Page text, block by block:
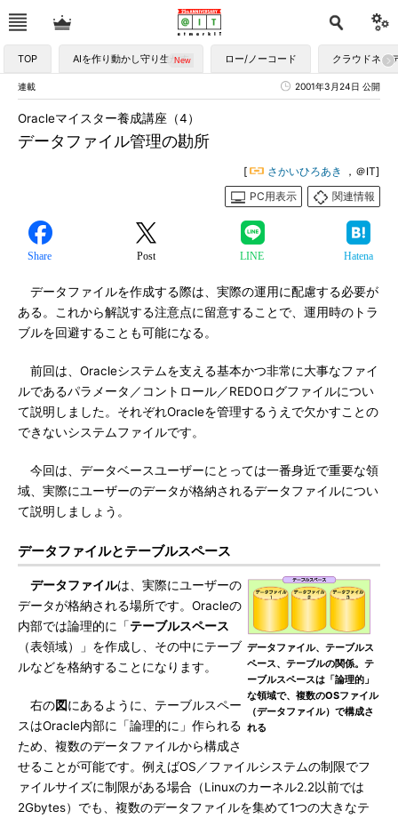
TOP AIを作り動かし守り生かす ロー/ノーコード クラウドネイ
連載 2001年3月24日 公開
データファイル管理の勘所
Oracleマイスター養成講座（4）
[ さかいひろあき
，＠IT]
PC用表示
関連情報
Share Post LINE Hatena
データファイルを作成する際は、実際の運用に配慮する必要が
ある。これから解説する注意点に留意することで、運用時のトラ
ブルを回避することも可能になる。
前回は、Oracleシステムを支える基本かつ非常に大事なファイ
ルであるパラメータ／コントロール／REDOログファイルについ
て説明しました。それぞれOracleを管理するうえで欠かすことの
できないシステムファイルです。
今回は、データベースユーザーにとっては一番身近で重要な領
域、実際にユーザーのデータが格納されるデータファイルについ
て説明しましょう。
データファイルとテーブルスペース
データファイル、テーブルス
ペース、テーブルの関係。テ
ーブルスペースは「論理的」
な領域で、複数のOSファイル
（データファイル）で構成さ
れる
データファイルは、実際にユーザーの
データが格納される場所です。Oracleの
内部では論理的に「テーブルスペース
（表領域）」を作成し、その中にテーブ
ルなどを格納することになります。
右の図にあるように、テーブルスペー
スはOracle内部に「論理的に」作られる
ため、複数のデータファイルから構成さ
せることが可能です。例えばOS／ファイルシステムの制限でフ
ァイルサイズに制限がある場合（Linuxのカーネル2.2以前では
2Gbytes）でも、複数のデータファイルを集めて1つの大きなテ